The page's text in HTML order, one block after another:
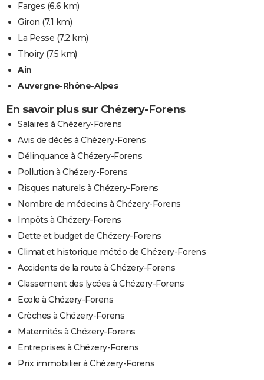
Farges (6.6 km)
Giron (7.1 km)
La Pesse (7.2 km)
Thoiry(7.5 km)
Ain
Auvergne-Rhône-Alpes
En savoir plus sur Chézery-Forens
Salaires à Chézery-Forens
Avis de décès à Chézery-Forens
Délinquance à Chézery-Forens
Pollution à Chézery-Forens
Risques naturels à Chézery-Forens
Nombre de médecins à Chézery-Forens
Impôts à Chézery-Forens
Dette et budget de Chézery-Forens
Climat et historique météo de Chézery-Forens
Accidents de la route à Chézery-Forens
Classement des lycées à Chézery-Forens
Ecole à Chézery-Forens
Crèches à Chézery-Forens
Maternités à Chézery-Forens
Entreprises à Chézery-Forens
Prix immobilier à Chézery-Forens